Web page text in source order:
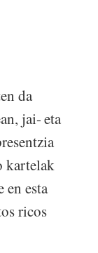
da
jai- eta
kartelak
esta
ricos